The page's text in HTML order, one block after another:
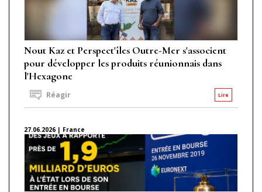
Nout Kaz et Perspect'îles Outre-Mer s'associent
pour développer les produits réunionnais dans
l'Hexagone
Lire
Réagir
27.06.2026 | France